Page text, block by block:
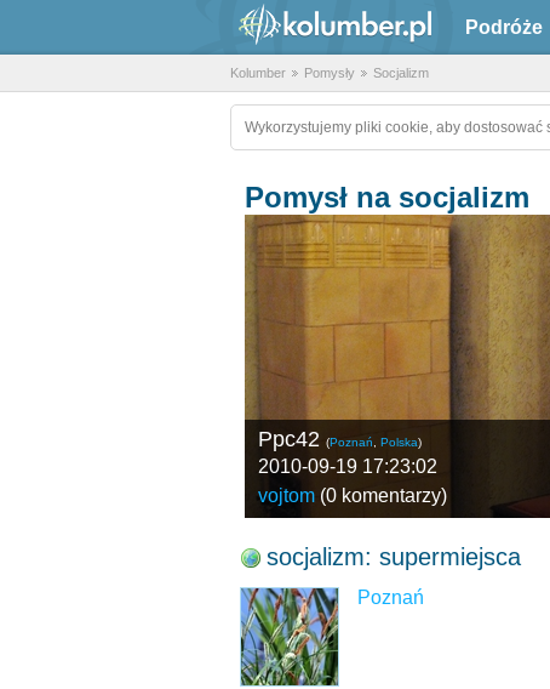
Podróże
Kolumber Pomysły Socjalizm
Wykorzystujemy pliki cookie, aby
Pomysł na socjalizm
Ppc42 (Poznań Polska)
2010-09-19 17:23:02
vojtom(0 komentarzy)
socjalizm: supermiejsca
Poznań